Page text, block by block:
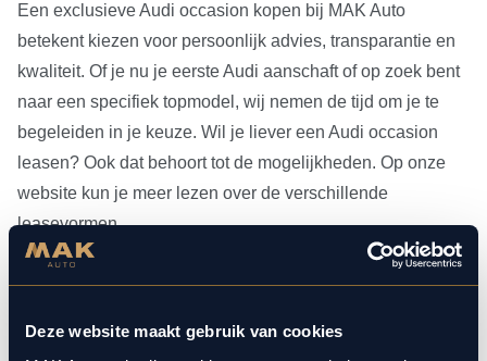
Deze website maakt gebruik van cookies
Een exclusieve Audi occasion kopen bij MAK Auto
betekent kiezen voor persoonlijk advies, transparantie en
kwaliteit. Of je nu je eerste Audi aanschaft of op zoek bent
naar een specifiek topmodel, wij nemen de tijd om je te
begeleiden in je keuze. Wil je liever een Audi occasion
leasen? Ook dat behoort tot de mogelijkheden. Op onze
website kun je meer lezen over de verschillende
leasevormen.
Heb je je Audi occasion eenmaal gevonden, dan kun je
aangesloten bij Bosch Car Service, beschikken onze